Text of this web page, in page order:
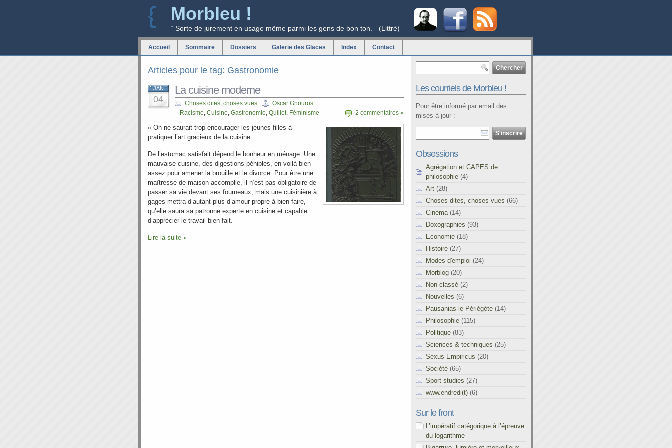
Morbleu !
“ Sorte de jurement en usage même parmi les gens de bon ton. ” (Littré)
Accueil Sommaire Dossiers Galerie des Glaces Index Contact
Articles pour le tag: Gastronomie
JAN
04
La cuisine moderne
Choses dites, choses vues
Oscar Gnouros
Racisme, Cuisine, Gastronomie, Quillet, Féminisme 2 commentaires »
« On ne saurait trop encourager les jeunes filles à
pratiquer l’art gracieux de la cuisine.
De l’estomac satisfait dépend le bonheur en ménage. Une
mauvaise cuisine, des digestions pénibles, en voilà bien
assez pour amener la brouille et le divorce. Pour être une
maîtresse de maison accomplie, il n’est pas obligatoire de
passer sa vie devant ses fourneaux, mais une cuisinière à
gages mettra d’autant plus d’amour propre à bien faire,
qu’elle saura sa patronne experte en cuisine et capable
d’apprécier le travail bien fait.
Lire la suite »
Les courriels de Morbleu !
Pour être informé par email des
mises à jour :
Obsessions
Agrégation et CAPES de
philosophie (4)
Art (28)
Choses dites, choses vues (66)
Cinéma (14)
Doxographies (93)
Economie (18)
Histoire (27)
Modes d'emploi (24)
Morblog (20)
Non classé (2)
Nouvelles (6)
Pausanias le Périégète (14)
Philosophie (115)
Politique (83)
Sciences & techniques (25)
Sexus Empiricus (20)
Société (65)
Sport studies (27)
www.endredi(t) (6)
Sur le front
L’impératif catégorique à l’épreuve
du logarithme